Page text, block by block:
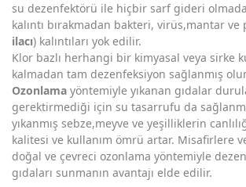
su dezenfektörü ile hiçbir sarf gideri
kalıntı bırakmadan bakteri, virüs,mantar ve
ilacı) kalıntıları yok edilir.
Klor bazlı herhangi bir kimyasal veya sirke
kalmadan tam dezenfeksiyon sağlanmış
Ozonlama yöntemiyle yıkanan gıdalar
gerektirmediği için su tasarrufu da
yıkanmış sebze,meyve ve yeşilliklerin
kalitesi ve kullanım ömrü artar. Misafirlere
doğal ve çevreci ozonlama yöntemiyle
gıdaları sunmanın avantajı elde edilir.